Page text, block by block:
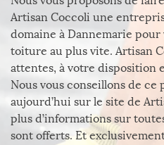
Artisan Coccoli une
domaine à Dannemarie
toiture au plus vite. Artisan
attentes, à votre disposition
Nous vous conseillons de ce
aujourd’hui sur le site de
plus d’informations sur
sont offerts. Et